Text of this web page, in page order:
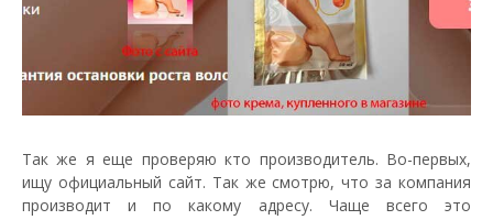
Так же я еще проверяю кто производитель. Во-первых,
ищу официальный сайт. Так же смотрю, что за компания
производит и по какому адресу. Чаще всего это